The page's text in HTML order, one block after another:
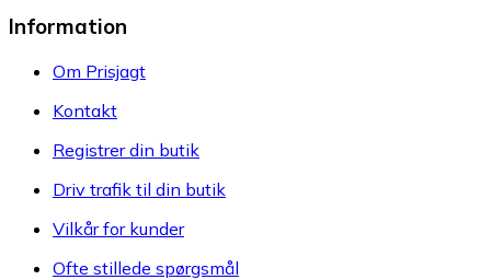
Information
Om Prisjagt
Kontakt
Registrer din butik
Driv trafik til din butik
Vilkår for kunder
Ofte stillede spørgsmål